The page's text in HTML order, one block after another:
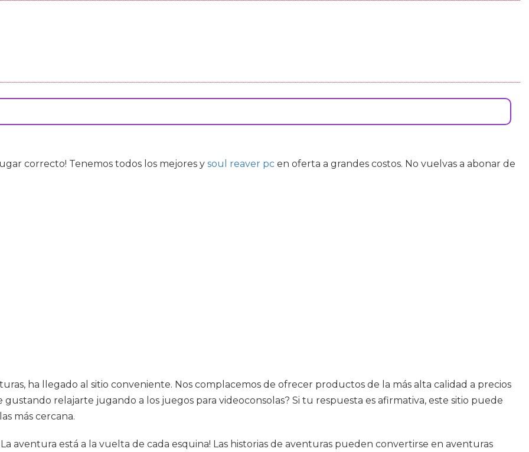
correcto! Tenemos todos los mejores y soul reaver pc en oferta a grandes costos. No vuelvas a abonar de
ha llegado al sitio conveniente. Nos complacemos de ofrecer productos de la más alta calidad a precios
gustando relajarte jugando a los juegos para videoconsolas? Si tu respuesta es afirmativa, este sitio puede
más cercana.
aventura está a la vuelta de cada esquina! Las historias de aventuras pueden convertirse en aventuras